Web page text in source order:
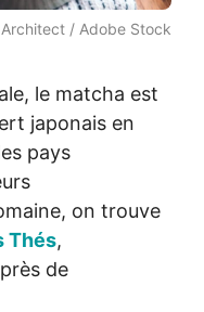
/ Adobe Stock
le matcha est
japonais en
pays
on trouve
Thés,
de